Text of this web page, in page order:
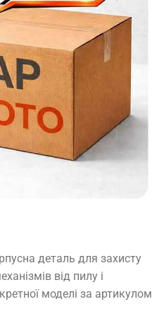
деталь для захисту
від пилу і
моделі за артикулом